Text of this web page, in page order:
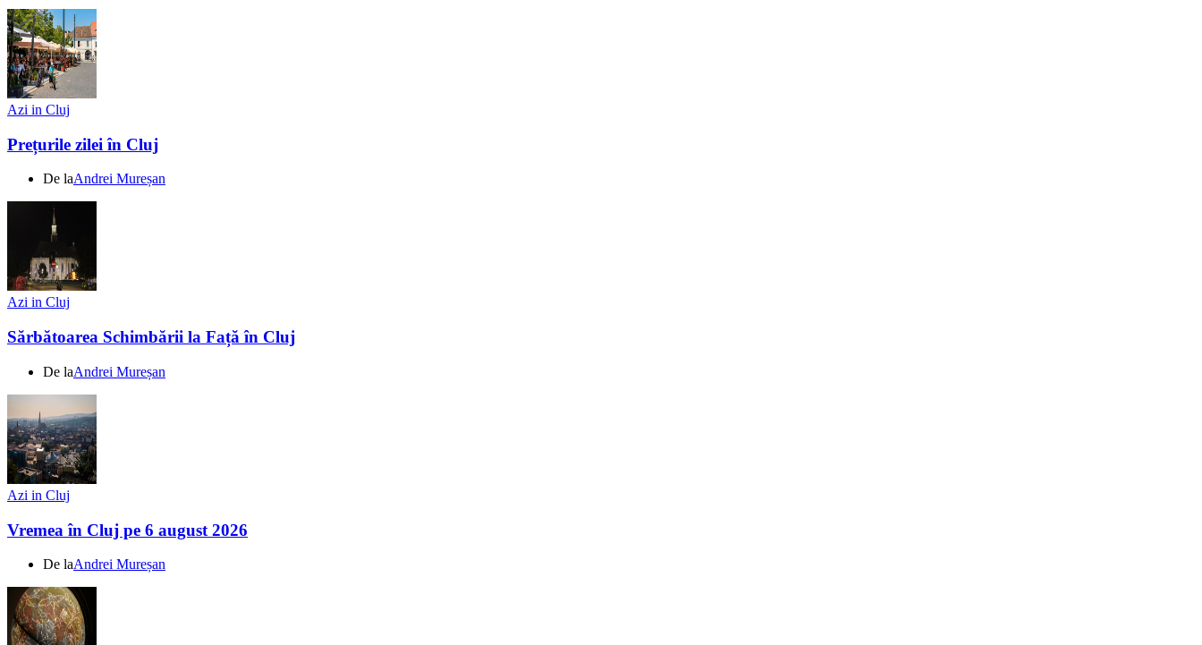
Azi in Cluj
Prețurile zilei în Cluj
De laAndrei Mureșan
Azi in Cluj
Sărbătoarea Schimbării la Față în Cluj
De laAndrei Mureșan
Azi in Cluj
Vremea în Cluj pe 6 august 2026
De laAndrei Mureșan